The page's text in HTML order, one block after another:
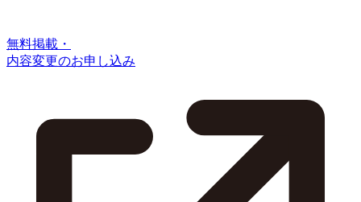
無料掲載・
内容変更のお申し込み